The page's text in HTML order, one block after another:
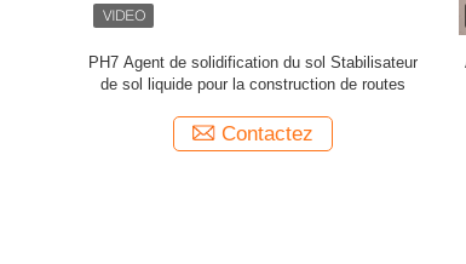
Agents de durcissement du béton pour le
renforcement des murs Agents de
Contactez